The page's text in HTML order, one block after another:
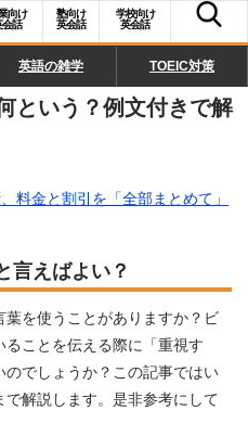
向け
会話
塾向け
英会話
学校向け
英会話
英語の雑学 TOEIC対策
という？例文付きで解
料金と割引を「全部まとめて」
言えばよい？
を使うことがありますか？ビ
ことを伝える際に「重視す
でしょうか？この記事ではい
解説します。是非参考にして